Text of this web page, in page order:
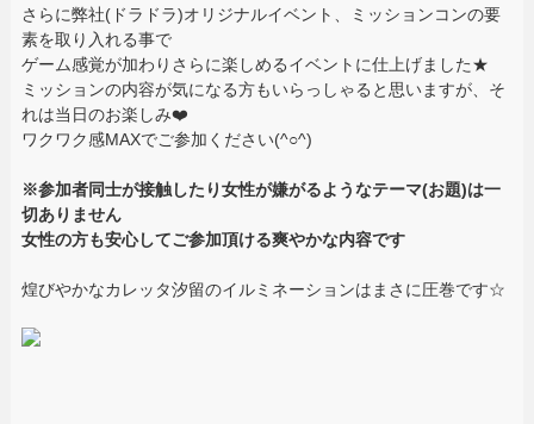
さらに弊社(ドラドラ)オリジナルイベント、ミッションコンの要
素を取り入れる事で
ゲーム感覚が加わりさらに楽しめるイベントに仕上げました★
ミッションの内容が気になる方もいらっしゃると思いますが、そ
れは当日のお楽しみ❤️
ワクワク感MAXでご参加ください(^○^)
※参加者同士が接触したり女性が嫌がるようなテーマ(お題)は一
切ありません
女性の方も安心してご参加頂ける爽やかな内容です
煌びやかなカレッタ汐留のイルミネーションはまさに圧巻です☆